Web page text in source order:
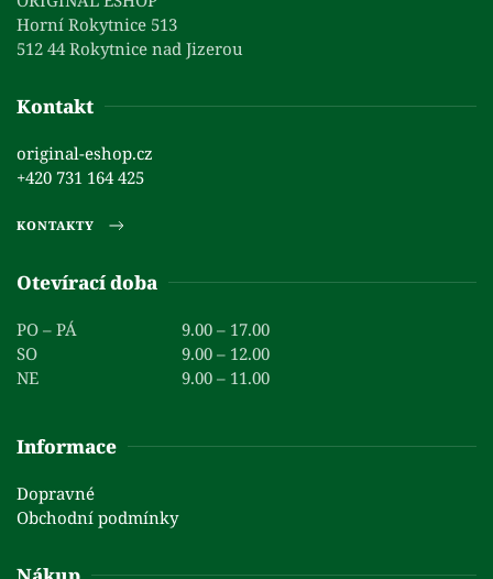
Horní Rokytnice 513
512 44 Rokytnice nad Jizerou
Kontakt
original-eshop.cz
+420 731 164 425
KONTAKTY
Otevírací doba
PO – PÁ
9.00 – 17.00
SO
9.00 – 12.00
NE
9.00 – 11.00
Informace
Dopravné
Obchodní podmínky